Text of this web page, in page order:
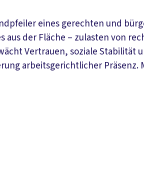
eines gerechten und
der Fläche – zulasten von
Vertrauen, soziale Stabilität
arbeitsgerichtlicher